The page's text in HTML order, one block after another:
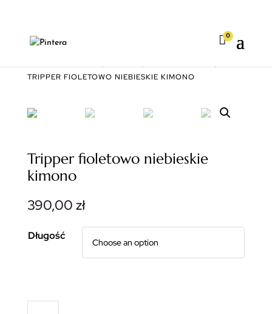
0
TRIPPER FIOLETOWO NIEBIESKIE KIMONO
Tripper fioletowo niebieskie
kimono
390,00 zł
Długość